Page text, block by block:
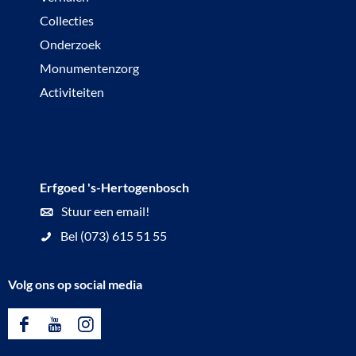
Collecties
Onderzoek
Monumentenzorg
Activiteiten
Erfgoed 's-Hertogenbosch
Stuur een email!
Bel (073) 615 51 55
Volg ons op social media
F
Y
I